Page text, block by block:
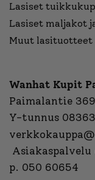
Lasiset
Lasiset maljakot
Muut lasituotteet
Wanhat Kupit
Paimalantie
Y-tunnus
p. 050 60654